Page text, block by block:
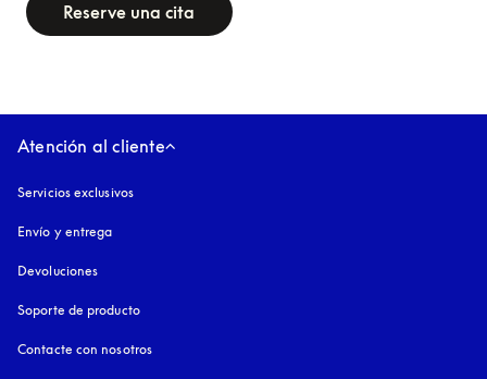
Reserve una cita
Atención al cliente
Servicios exclusivos
Envío y entrega
Devoluciones
Soporte de producto
Contacte con nosotros